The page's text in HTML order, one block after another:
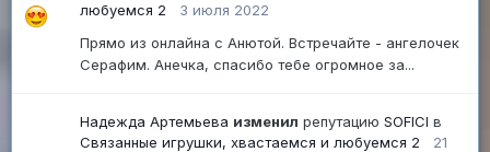
любуемся 2
3 июля 2022
Прямо из онлайна с Анютой. Встречайте - ангелочек
Серафим. Анечка, спасибо тебе огромное за...
Надежда Артемьева изменил репутацию SOFICI в
Связанные игрушки, хвастаемся и любуемся 2
21